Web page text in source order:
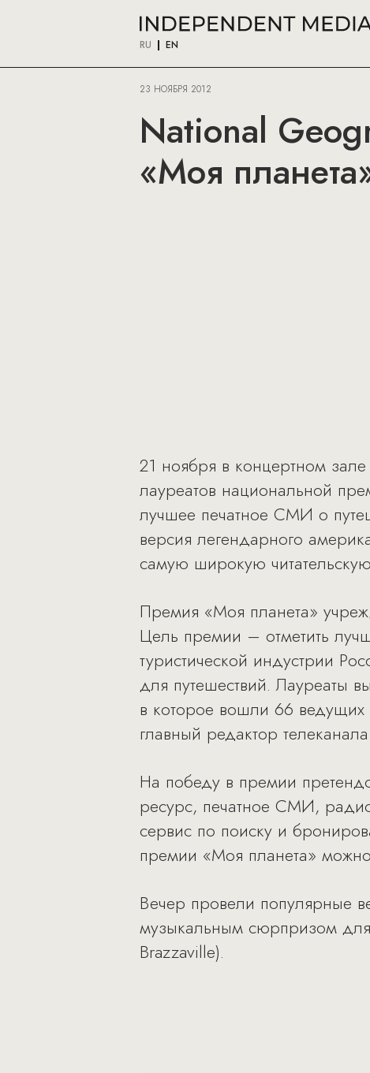
RU EN
23 НОЯБРЯ 2012
National
«Моя
21 ноября в концертном
лауреатов национальной
лучшее печатное СМИ о
версия легендарного
самую широкую
Премия «Моя планета»
Цель премии – отметить
туристической индустрии
для путешествий. Лауреаты
в которое вошли 66 ведущих
главный редактор
На победу в премии
ресурс, печатное СМИ,
сервис по поиску и
премии «Моя планета»
Вечер провели популярные
музыкальным сюрпризом для
Brazzaville).